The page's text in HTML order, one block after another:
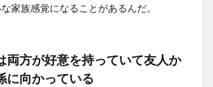
家族感覚になることがあるんだ。
両方が好意を持っていて友人か
に向かっている